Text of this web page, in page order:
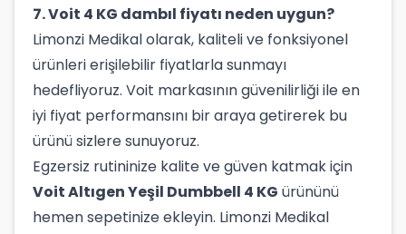
7. Voit 4 KG dambıl fiyatı neden uygun?
Limonzi Medikal olarak, kaliteli ve fonksiyonel
ürünleri erişilebilir fiyatlarla sunmayı
hedefliyoruz. Voit markasının güvenilirliği ile en
iyi fiyat performansını bir araya getirerek bu
ürünü sizlere sunuyoruz.
Egzersiz rutininize kalite ve güven katmak için
Voit Altıgen Yeşil Dumbbell 4 KG ürününü
hemen sepetinize ekleyin. Limonzi Medikal